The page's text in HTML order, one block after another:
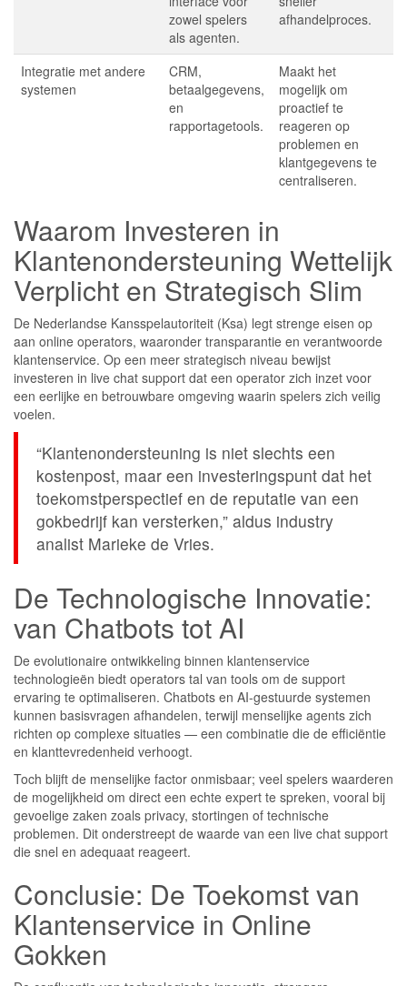
zowel spelers
als agenten.
afhandelproces.
Integratie met andere
systemen
CRM,
betaalgegevens,
en
rapportagetools.
Maakt het
mogelijk om
proactief te
reageren op
problemen en
klantgegevens te
centraliseren.
Waarom Investeren in
Klantenondersteuning Wettelijk
Verplicht en Strategisch Slim
De Nederlandse Kansspelautoriteit (Ksa) legt strenge eisen op
aan online operators, waaronder transparantie en verantwoorde
klantenservice. Op een meer strategisch niveau bewijst
investeren in live chat support dat een operator zich inzet voor
een eerlijke en betrouwbare omgeving waarin spelers zich veilig
voelen.
“Klantenondersteuning is niet slechts een
kostenpost, maar een investeringspunt dat het
toekomstperspectief en de reputatie van een
gokbedrijf kan versterken,” aldus industry
analist Marieke de Vries.
De Technologische Innovatie:
van Chatbots tot AI
De evolutionaire ontwikkeling binnen klantenservice
technologieën biedt operators tal van tools om de support
ervaring te optimaliseren. Chatbots en AI-gestuurde systemen
kunnen basisvragen afhandelen, terwijl menselijke agents zich
richten op complexe situaties — een combinatie die de efficiëntie
en klanttevredenheid verhoogt.
Toch blijft de menselijke factor onmisbaar; veel spelers waarderen
de mogelijkheid om direct een echte expert te spreken, vooral bij
gevoelige zaken zoals privacy, stortingen of technische
problemen. Dit onderstreept de waarde van een live chat support
die snel en adequaat reageert.
Conclusie: De Toekomst van
Klantenservice in Online
Gokken